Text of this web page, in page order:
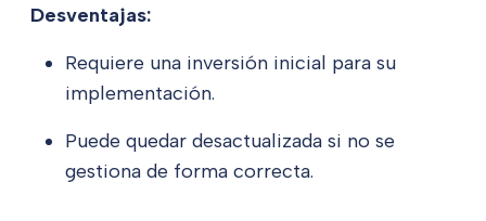
Desventajas:
Requiere una inversión inicial para su
implementación.
Puede quedar desactualizada si no se
gestiona de forma correcta.